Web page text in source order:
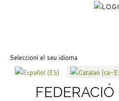
Seleccioni el seu idioma